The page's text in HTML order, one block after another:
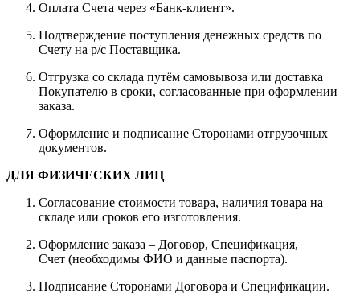
Оплата Счета через «Банк-клиент».
Подтверждение поступления денежных средств по
Счету на р/с Поставщика.
Отгрузка со склада путём самовывоза или доставка
Покупателю в сроки, согласованные при оформлении
заказа.
Оформление и подписание Сторонами отгрузочных
документов.
ДЛЯ ФИЗИЧЕСКИХ ЛИЦ
Согласование стоимости товара, наличия товара на
складе или сроков его изготовления.
Оформление заказа – Договор, Спецификация,
Счет (необходимы ФИО и данные паспорта).
Подписание Сторонами Договора и Спецификации.